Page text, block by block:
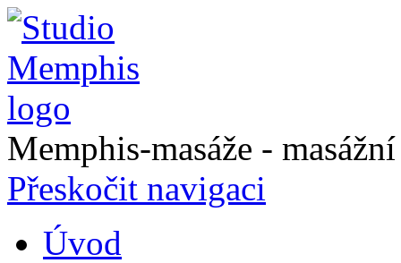
Memphis-masáže -
Přeskočit navigaci
Úvod